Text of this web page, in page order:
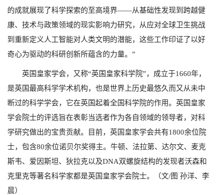
的成就展现了科学探索的至高境界——从基础性发现到跨越健
康、技术与政策领域的现实影响力研究，从应对全球卫生挑战
到重新定义人工智能对人类文明的潜能，这些工作印证了以好
奇心为驱动的科研创新所蕴含的力量。”
英国皇家学会，又称“英国皇家科学院”，成立于1660年，
是英国最高科学学术机构，也是世界上历史最悠久而又从未中
断过的科学学会，它在英国起着全国科学院的作用。英国皇家
学会院士的评选旨在表彰当选者作为各自领域的领导者，对科
学研究做出的宝贵贡献。目前，英国皇家学会共有1800余位院
士，包含80余位诺贝尔奖得主。牛顿、法拉第、达尔文、麦克
斯韦、爱因斯坦、狄拉克以及DNA双螺旋结构的发现者沃森和
克里克等著名科学家都是英国皇家学会院士。（文/图 孙洋、李
晨）